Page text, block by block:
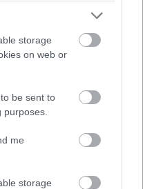
storage
on web or
be sent to
me
storage
Magyarország és a